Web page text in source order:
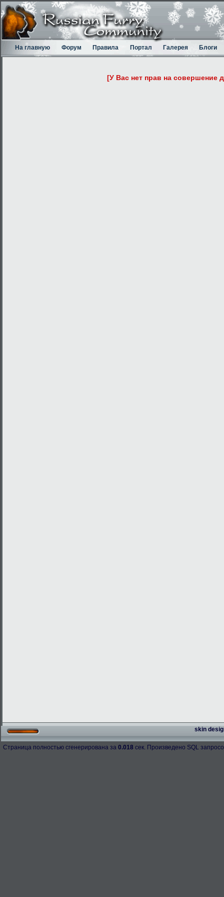
На главную Форум Правила Портал Галерея Блоги
[У Вас нет прав на совершение
skin
Страница полностью сгенерирована за 0.018 сек. Произведено SQL